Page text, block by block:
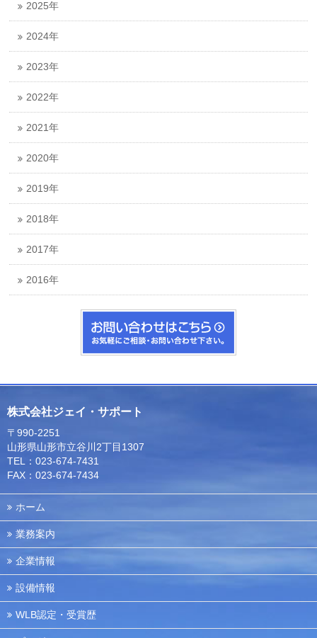
2025年
2024年
2023年
2022年
2021年
2020年
2019年
2018年
2017年
2016年
株式会社ジェイ・サポート
〒990-2251
山形県山形市立谷川2丁目1307
TEL：023-674-7431
FAX：023-674-7434
ホーム
業務案内
企業情報
設備情報
WLB認定・受賞歴